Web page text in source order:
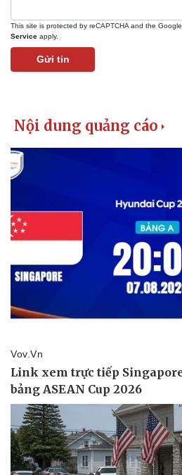
This site is protected by reCAPTCHA and the Google
Service apply.
Gửi tin